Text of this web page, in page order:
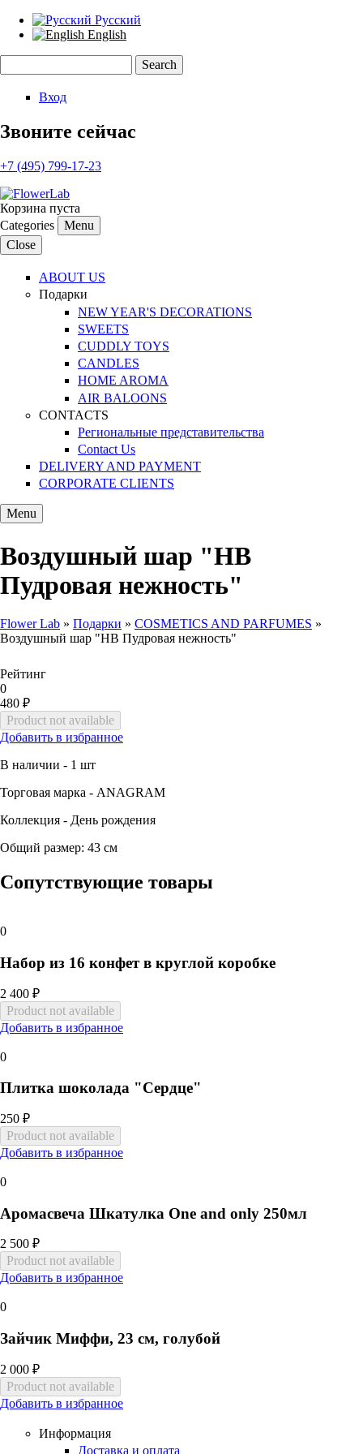
Русский
English
Search form
Вход
Звоните сейчас
+7 (495) 799-17-23
Корзина пуста
Categories
Menu
Close
ABOUT US
Подарки
NEW YEAR'S DECORATIONS
SWEETS
CUDDLY TOYS
CANDLES
HOME AROMA
AIR BALOONS
CONTACTS
Региональные представительства
Contact Us
DELIVERY AND PAYMENT
CORPORATE CLIENTS
Menu
Воздушный шар "HB
Пудровая нежность"
You are here
Flower Lab » Подарки » COSMETICS AND PARFUMES »
Воздушный шар "HB Пудровая нежность"
Рейтинг
0
480 ₽
Добавить в избранное
В наличии - 1 шт
Торговая марка - ANAGRAM
Коллекция - День рождения
Общий размер: 43 см
Сопутствующие товары
0
Набор из 16 конфет в круглой коробке
2 400 ₽
Добавить в избранное
0
Плитка шоколада "Сердце"
250 ₽
Добавить в избранное
0
Аромасвеча Шкатулка One and only 250мл
2 500 ₽
Добавить в избранное
0
Зайчик Миффи, 23 см, голубой
2 000 ₽
Добавить в избранное
Информация
Доставка и оплата